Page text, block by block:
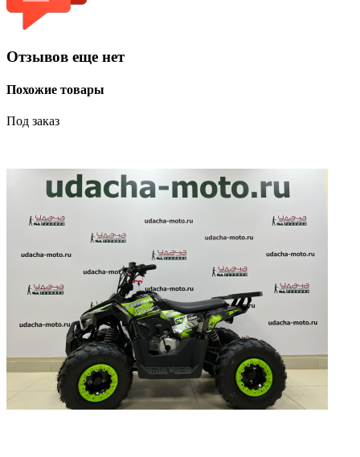
Отзывов еще нет
Похожие товары
Под заказ